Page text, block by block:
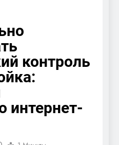
контроль
интернет-